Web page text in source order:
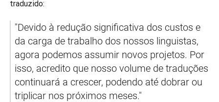
traduzido:
"Devido à redução significativa dos custos e
da carga de trabalho dos nossos linguistas,
agora podemos assumir novos projetos. Por
isso, acredito que nosso volume de traduções
continuará a crescer, podendo até dobrar ou
triplicar nos próximos meses."